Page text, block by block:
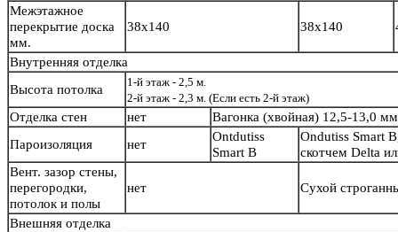
Межэтажное
перекрытие доска
мм.
38х140 38х140
Внутренняя отделка
Высота потолка
1-й этаж - 2,5 м.
2-й этаж - 2,3 м. (Если есть 2-й этаж)
Отделка стен нет
Вагонка (хвойная) 12,5-13,0
Пароизоляция
нет
Ontdutiss
Smart B
Ondutiss Smart
скотчем Delta
Вент. зазор стены,
перегородки,
потолок и полы
нет Сухой
Внешняя отделка